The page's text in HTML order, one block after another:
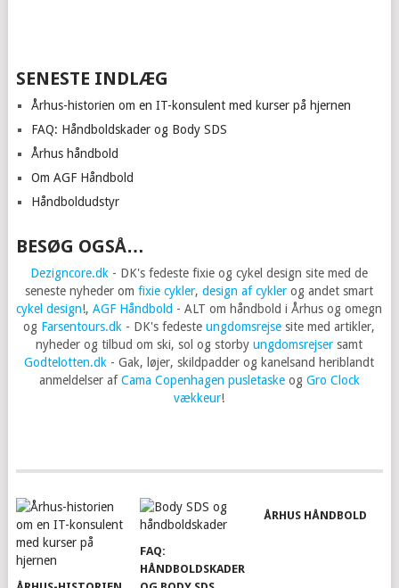
SENESTE INDLÆG
Århus-historien om en IT-konsulent med kurser på hjernen
FAQ: Håndboldskader og Body SDS
Århus håndbold
Om AGF Håndbold
Håndboldudstyr
BESØG OGSÅ…
Dezigncore.dk - DK's fedeste fixie og cykel design site med de
seneste nyheder omfixie cykler,design af cykler og andet smart
cykel design!,AGF Håndbold - ALT om håndbold i Århus og omegn
og Farsentours.dk - DK's fedesteungdomsrejse site med artikler,
nyheder og tilbud om ski, sol og storbyungdomsrejser samt
Godtelotten.dk - Gak, løjer, skildpadder og kanelsand heriblandt
anmeldelser afCama Copenhagen pusletaskeog Gro Clock
vækkeur!
FAQ:
HÅNDBOLDSKADER
ÅRHUS HÅNDBOLD